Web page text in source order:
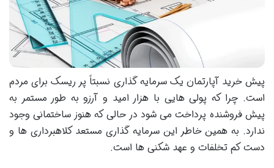
پیش خرید آپارتمان یک سرمایه گذاری نسبتاً پر ریسک برای مردم
است. چرا که پولی هایی با هزار امید و آرزو به طور مستمر به
پیش فروشنده پرداخت می شود در حالی که هنوز ساختمانی وجود
ندارد. به همین خاطر این سرمایه گذاری مستعد کلاهبرداری ها و
دست کم تخلفات و عهد شکنی ها است.